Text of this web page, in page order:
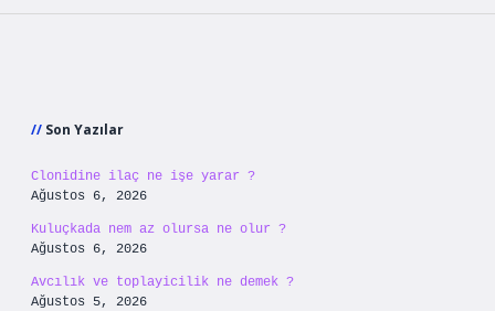
Son Yazılar
Clonidine ilaç ne işe yarar ?
Ağustos 6, 2026
Kuluçkada nem az olursa ne olur ?
Ağustos 6, 2026
Avcılık ve toplayicilik ne demek ?
Ağustos 5, 2026